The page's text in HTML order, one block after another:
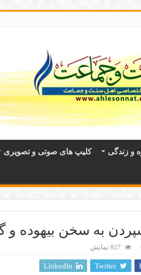
و زندگی کلیپ های صوتی و تصویری
به سخن بیهوده و
927 نمایش
Twitter
LinkedIn